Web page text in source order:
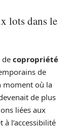
lots dans le
de copropriété
de
moment où la
de plus
liées aux
l’accessibilité